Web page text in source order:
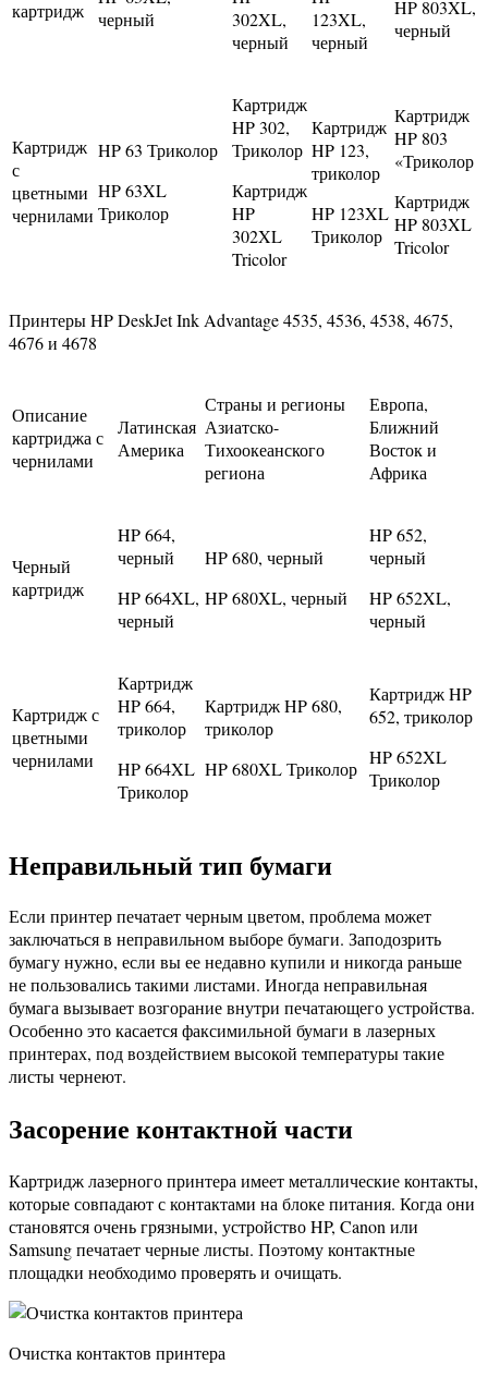
картридж
черный
302XL,
черный
123XL,
черный
HP 803XL,
черный
Картридж
с
цветными
чернилами
HP 63 Триколор
HP 63XL
Триколор
Картридж
HP 302,
Триколор
Картридж
HP
302XL
Tricolor
Картридж
HP 123,
триколор
HP 123XL
Триколор
Картридж
HP 803
«Триколор
Картридж
HP 803XL
Tricolor
Принтеры HP DeskJet Ink Advantage 4535, 4536, 4538, 4675,
4676 и 4678
Описание
картриджа с
чернилами
Латинская
Америка
Страны и регионы
Азиатско-
Тихоокеанского
региона
Европа,
Ближний
Восток и
Африка
Черный
картридж
HP 664,
черный
HP 664XL,
черный
HP 680, черный
HP 680XL, черный
HP 652,
черный
HP 652XL,
черный
Картридж с
цветными
чернилами
Картридж
HP 664,
триколор
HP 664XL
Триколор
Картридж HP 680,
триколор
HP 680XL Триколор
Картридж HP
652, триколор
HP 652XL
Триколор
Неправильный тип бумаги
Если принтер печатает черным цветом, проблема может
заключаться в неправильном выборе бумаги. Заподозрить
бумагу нужно, если вы ее недавно купили и никогда раньше
не пользовались такими листами. Иногда неправильная
бумага вызывает возгорание внутри печатающего устройства.
Особенно это касается факсимильной бумаги в лазерных
принтерах, под воздействием высокой температуры такие
листы чернеют.
Засорение контактной части
Картридж лазерного принтера имеет металлические контакты,
которые совпадают с контактами на блоке питания. Когда они
становятся очень грязными, устройство HP, Canon или
Samsung печатает черные листы. Поэтому контактные
площадки необходимо проверять и очищать.
Очистка контактов принтера